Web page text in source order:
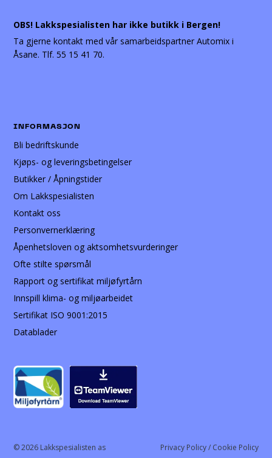
OBS! Lakkspesialisten har ikke butikk i Bergen!
Ta gjerne kontakt med vår samarbeidspartner Automix i
Åsane. Tlf. 55 15 41 70.
INFORMASJON
Bli bedriftskunde
Kjøps- og leveringsbetingelser
Butikker / Åpningstider
Om Lakkspesialisten
Kontakt oss
Personvernerklæring
Åpenhetsloven og aktsomhetsvurderinger
Ofte stilte spørsmål
Rapport og sertifikat miljøfyrtårn
Innspill klima- og miljøarbeidet
Sertifikat ISO 9001:2015
Datablader
© 2026 Lakkspesialisten as Privacy Policy / Cookie Policy